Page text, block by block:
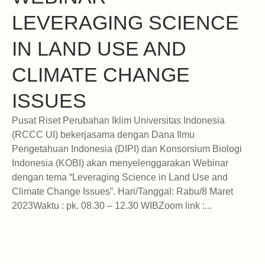
LEVERAGING SCIENCE
IN LAND USE AND
CLIMATE CHANGE
ISSUES
Pusat Riset Perubahan Iklim Universitas Indonesia
(RCCC UI) bekerjasama dengan Dana Ilmu
Pengetahuan Indonesia (DIPI) dan Konsorsium Biologi
Indonesia (KOBI) akan menyelenggarakan Webinar
dengan tema “Leveraging Science in Land Use and
Climate Change Issues”. Hari/Tanggal: Rabu/8 Maret
2023Waktu : pk. 08.30 – 12.30 WIBZoom link :...